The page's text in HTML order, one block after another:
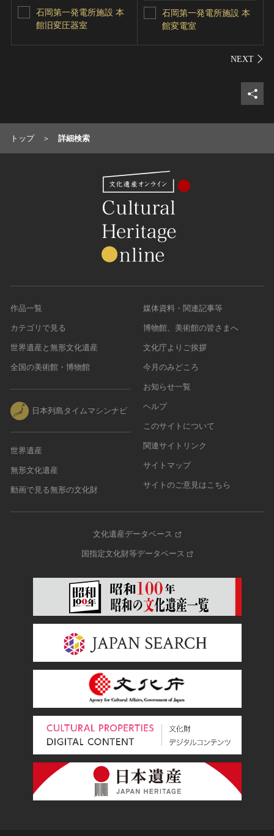
石岡第一発電所施設 本
館旧変圧器室
石岡第一発電所施設 本
館変電室
シェ
トップ 詳細検索
作品一覧
カテゴリで見る
世界遺産と無形文化遺産
全国の美術館・博物館
日本列島タイムマシンナビ
世界遺産
無形文化遺産
動画で見る無形の文化財
媒体資料・関連記事等
博物館、美術館の皆さまへ
文化庁よりご挨拶
今月のみどころ
お知らせ一覧
ヘルプ
このサイトについて
関連サイトリンク
サイトマップ
サイトのご意見はこちら
文化遺産データベース
国指定文化財等データベース